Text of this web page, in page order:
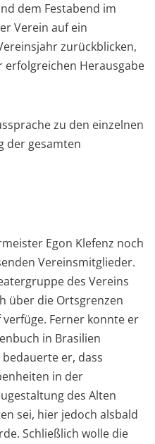
dem Festabend im
Verein auf ein
zurückblicken,
erfolgreichen Herausgabe
zu den einzelnen
der gesamten
Egon Klefenz noch
Vereinsmitglieder.
des Vereins
über die Ortsgrenzen
Ferner konnte er
in Brasilien
er, dass
in der
des Alten
sei, hier jedoch alsbald
Schließlich wolle die